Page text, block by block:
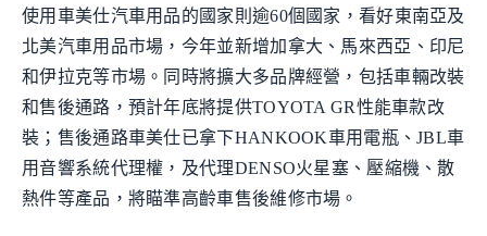
使用車美仕汽車用品的國家則逾60個國家，看好東南亞及
北美汽車用品市場，今年並新增加拿大、馬來西亞、印尼
和伊拉克等市場。同時將擴大多品牌經營，包括車輛改裝
和售後通路，預計年底將提供TOYOTA GR性能車款改
裝；售後通路車美仕已拿下HANKOOK車用電瓶、JBL車
用音響系統代理權，及代理DENSO火星塞、壓縮機、散
熱件等產品，將瞄準高齡車售後維修市場。